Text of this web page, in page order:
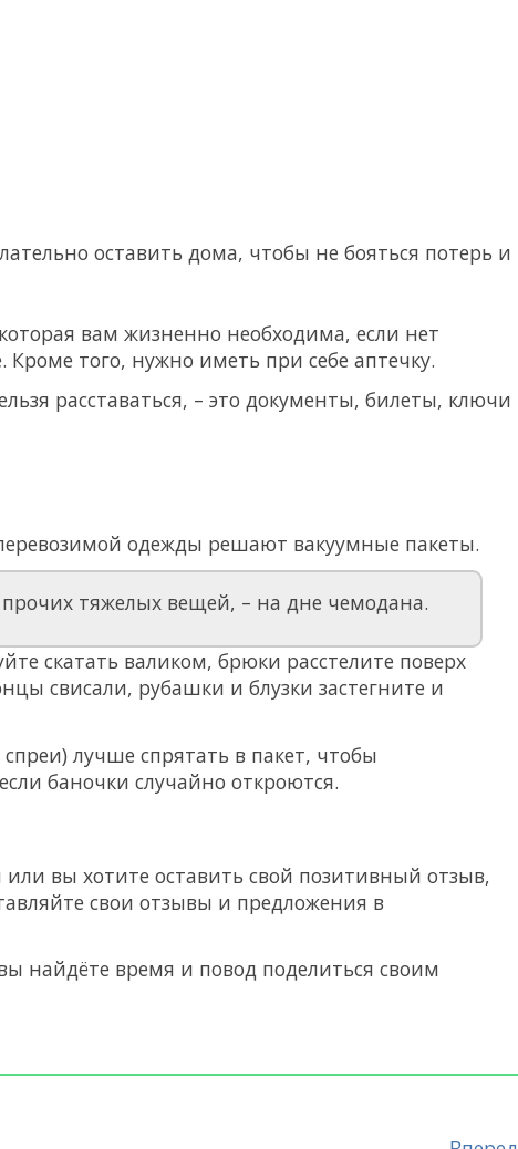
оставить дома, чтобы не бояться потерь и
вам жизненно необходима, если нет
Кроме того, нужно иметь при себе аптечку.
расставаться, – это документы, билеты, ключи
одежды решают вакуумные пакеты.
тяжелых вещей, – на дне чемодана.
скатать валиком, брюки расстелите поверх
свисали, рубашки и блузки застегните и
лучше спрятать в пакет, чтобы
баночки случайно откроются.
вы хотите оставить свой позитивный отзыв,
свои отзывы и предложения в
найдёте время и повод поделиться своим